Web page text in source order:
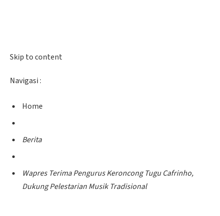
Skip to content
Navigasi :
Home
Berita
Wapres Terima Pengurus Keroncong Tugu Cafrinho,
Dukung Pelestarian Musik Tradisional